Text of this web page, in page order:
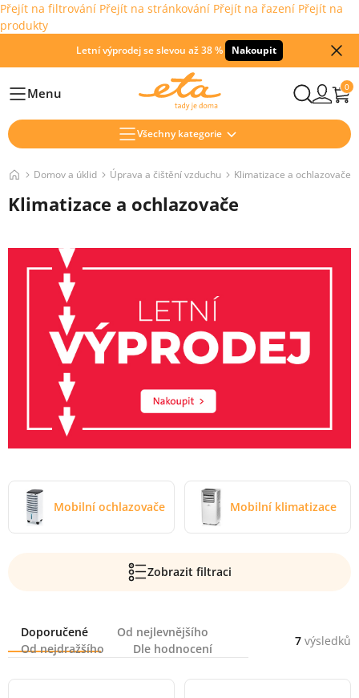
Přejít na filtrování Přejít na stránkování Přejít na řazení Přejít na
produkty
Letní výprodej se slevou až 38 % Nakoupit
HlavníMenu 0
Všechny kategorie
Domov a úklid Úprava a čištění vzduchu Klimatizace a ochlazovače
Klimatizace a ochlazovače
Mobilní ochlazovače Mobilní klimatizace
Zobrazit filtraci
Řazení
Doporučené
Od nejlevnějšího
Od nejdražšího
Dle hodnocení
7 výsledků